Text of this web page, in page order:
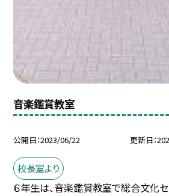
音楽鑑賞教室
公開日 2023/06/22 更新日
校長室より
６年生は、音楽鑑賞教室で総合文化セ